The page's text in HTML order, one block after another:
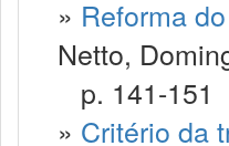
» Reforma
Netto,
p. 141-151
» Critério da